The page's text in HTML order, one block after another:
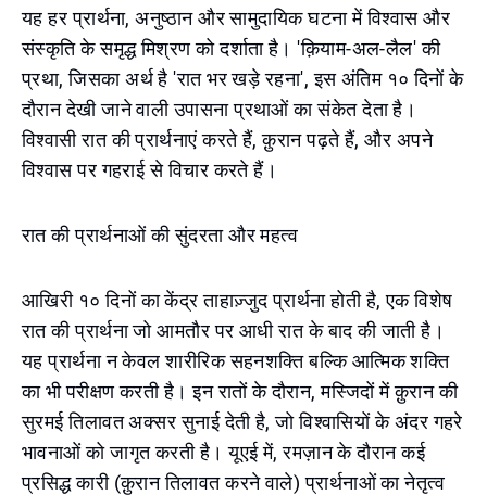
यह हर प्रार्थना, अनुष्ठान और सामुदायिक घटना में विश्वास और
संस्कृति के समृद्ध मिश्रण को दर्शाता है। 'क़ियाम-अल-लैल' की
प्रथा, जिसका अर्थ है 'रात भर खड़े रहना', इस अंतिम १० दिनों के
दौरान देखी जाने वाली उपासना प्रथाओं का संकेत देता है।
विश्वासी रात की प्रार्थनाएं करते हैं, क़ुरान पढ़ते हैं, और अपने
विश्वास पर गहराई से विचार करते हैं।
रात की प्रार्थनाओं की सुंदरता और महत्व
आखिरी १० दिनों का केंद्र ताहाज़्जुद प्रार्थना होती है, एक विशेष
रात की प्रार्थना जो आमतौर पर आधी रात के बाद की जाती है।
यह प्रार्थना न केवल शारीरिक सहनशक्ति बल्कि आत्मिक शक्ति
का भी परीक्षण करती है। इन रातों के दौरान, मस्जिदों में क़ुरान की
सुरमई तिलावत अक्सर सुनाई देती है, जो विश्वासियों के अंदर गहरे
भावनाओं को जागृत करती है। यूएई में, रमज़ान के दौरान कई
प्रसिद्ध कारी (क़ुरान तिलावत करने वाले) प्रार्थनाओं का नेतृत्व